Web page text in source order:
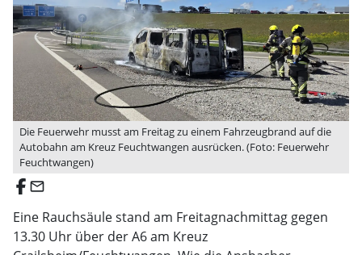
Die Feuerwehr musst am Freitag zu einem Fahrzeugbrand auf die
Autobahn am Kreuz Feuchtwangen ausrücken. (Foto: Feuerwehr
Feuchtwangen)
email
Eine Rauchsäule stand am Freitagnachmittag gegen
13.30 Uhr über der A6 am Kreuz